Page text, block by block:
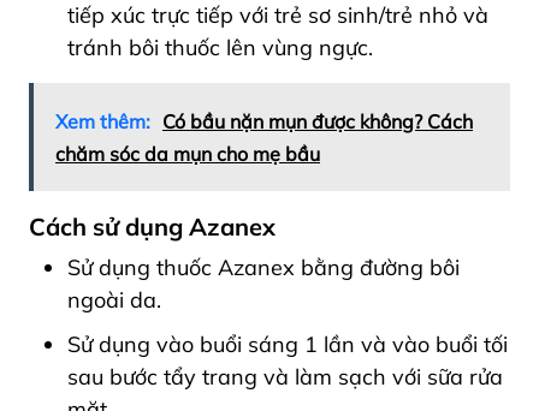
tiếp xúc trực tiếp với trẻ sơ sinh/trẻ nhỏ và
tránh bôi thuốc lên vùng ngực.
Xem thêm: Có bầu nặn mụn được không? Cách
chăm sóc da mụn cho mẹ bầu
Cách sử dụng Azanex
Sử dụng thuốc Azanex bằng đường bôi
ngoài da.
Sử dụng vào buổi sáng 1 lần và vào buổi tối
sau bước tẩy trang và làm sạch với sữa rửa